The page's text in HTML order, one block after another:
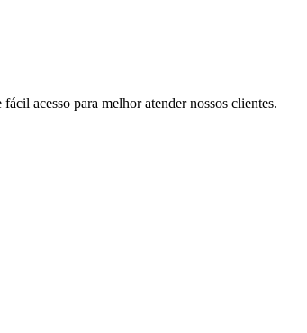
acesso para melhor atender nossos clientes.